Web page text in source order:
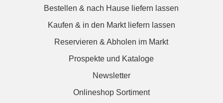
Bestellen & nach Hause liefern lassen
Kaufen & in den Markt liefern lassen
Reservieren & Abholen im Markt
Prospekte und Kataloge
Newsletter
Onlineshop Sortiment